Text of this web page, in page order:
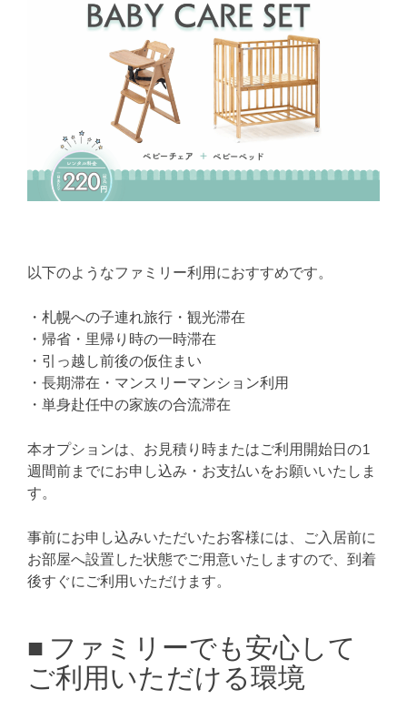
以下のようなファミリー利用におすすめです。
・札幌への子連れ旅行・観光滞在
・帰省・里帰り時の一時滞在
・引っ越し前後の仮住まい
・長期滞在・マンスリーマンション利用
・単身赴任中の家族の合流滞在
本オプションは、お見積り時またはご利用開始日の1
週間前までにお申し込み・お支払いをお願いいたしま
す。
事前にお申し込みいただいたお客様には、ご入居前に
お部屋へ設置した状態でご用意いたしますので、到着
後すぐにご利用いただけます。
■ ファミリーでも安心して
ご利用いただける環境